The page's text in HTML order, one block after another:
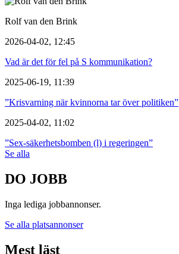
Rolf van den Brink
2026-04-02, 12:45
Vad är det för fel på S kommunikation?
2025-06-19, 11:39
”Krisvarning när kvinnorna tar över politiken”
2025-04-02, 11:02
”Sex-säkerhetsbomben (l) i regeringen”
Se alla
DO JOBB
Inga lediga jobbannonser.
Se alla platsannonser
Mest läst